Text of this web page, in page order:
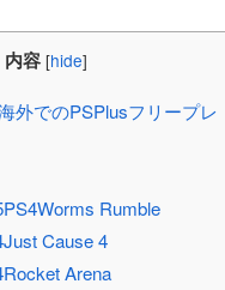
内容 [hide]
外でのPSPlusフリープレ
Rumble
Cause 4
Arena